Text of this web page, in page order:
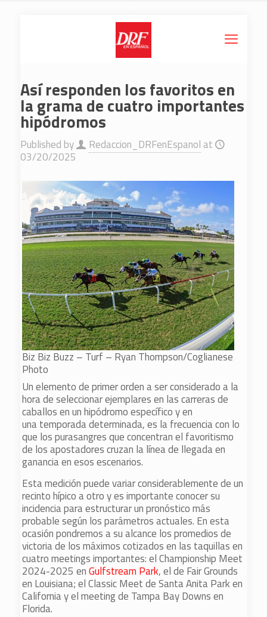
Así responden los favoritos en
la grama de cuatro importantes
hipódromos
Published by Redaccion_DRFenEspanol at
03/20/2025
Biz Biz Buzz – Turf – Ryan Thompson/Coglianese
Photo
Un elemento de primer orden a ser considerado a la
hora de seleccionar ejemplares en las carreras de
caballos en un hipódromo específico y en
una temporada determinada, es la frecuencia con lo
que los purasangres que concentran el favoritismo
de los apostadores cruzan la línea de llegada en
ganancia en esos escenarios.
Esta medición puede variar considerablemente de un
recinto hípico a otro y es importante conocer su
incidencia para estructurar un pronóstico más
probable según los parámetros actuales. En esta
ocasión pondremos a su alcance los promedios de
victoria de los máximos cotizados en las taquillas en
cuatro meetings importantes: el Championship Meet
2024-2025 enGulfstream Park, el de Fair Grounds
en Louisiana; el Classic Meet de Santa Anita Park en
California y el meeting de Tampa Bay Downs en
Florida.